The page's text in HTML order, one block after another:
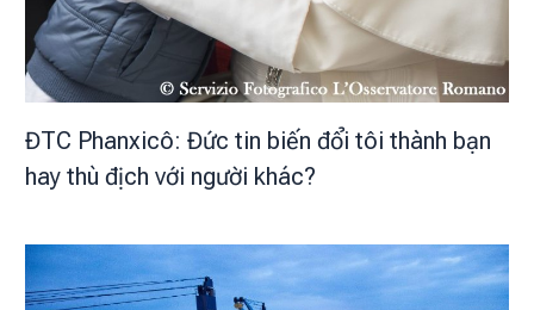
ĐTC Phanxicô: Đức tin biến đổi tôi thành bạn
hay thù địch với người khác?